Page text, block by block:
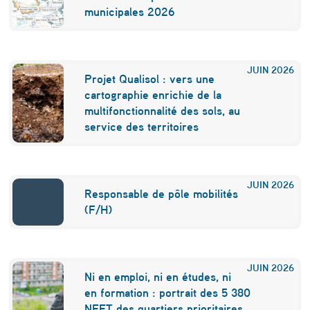
r
s
e
s
d
s
c
e
u
municipales 2026
JUIN 2026
Projet Qualisol : vers une
cartographie enrichie de la
multifonctionnalité des sols, au
service des territoires
JUIN 2026
Responsable de pôle mobilités
(F/H)
JUIN 2026
Ni en emploi, ni en études, ni
en formation : portrait des 5 380